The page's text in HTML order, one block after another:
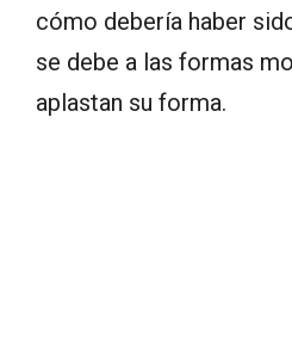
cómo debería haber
se debe a las formas
aplastan su forma.